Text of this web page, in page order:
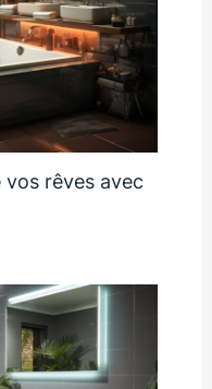
vos rêves avec